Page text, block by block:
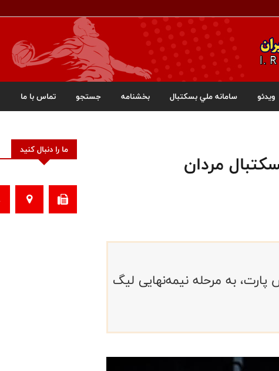
ویدئو سامانه ملي بسکتبال بخشنامه جستجو تماس با ما
مردان
به مرحله نیمه‌نهایی لیگ
ما را دنبال کنید